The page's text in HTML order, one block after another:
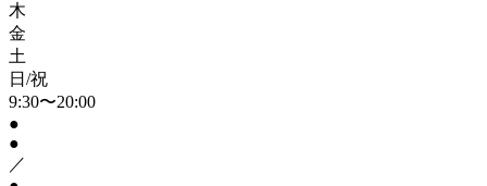
木
金
土
日/祝
9:30〜20:00
●
●
／